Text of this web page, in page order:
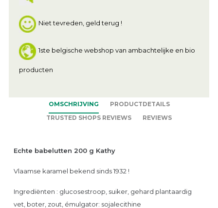
Niet tevreden, geld terug !
1ste belgische webshop van ambachtelijke en bio
producten
OMSCHRIJVING
PRODUCTDETAILS
TRUSTED SHOPS REVIEWS
REVIEWS
Echte babelutten 200 g Kathy
Vlaamse karamel bekend sinds 1932 !
Ingrediënten : glucosestroop, suiker, gehard plantaardig
vet, boter, zout, émulgator: sojalecithine